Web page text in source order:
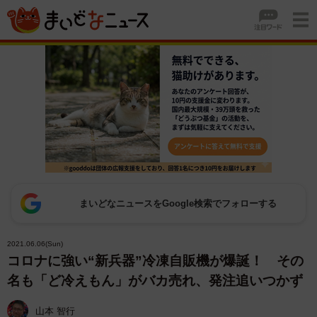
まいどなニュースをGoogle検索でフォローする
2021.06.06(Sun)
コロナに強い“新兵器”冷凍自販機が爆誕！ その
名も「ど冷えもん」がバカ売れ、発注追いつかず
山本 智行